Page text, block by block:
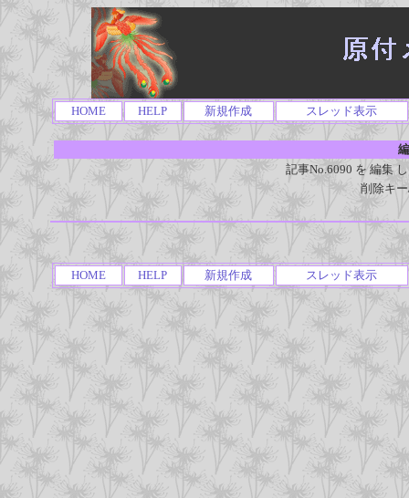
HOME HELP 新規作成 スレッド表示
記事No.6090 を 編集
削除キ
HOME HELP 新規作成 スレッド表示